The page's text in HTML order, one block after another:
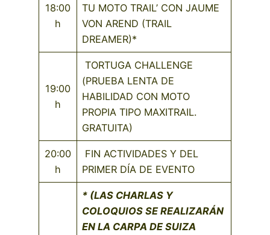
18:00
h
TU MOTO TRAIL’ CON JAUME
VON AREND (TRAIL
DREAMER)*
19:00
h
TORTUGA CHALLENGE
(PRUEBA LENTA DE
HABILIDAD CON MOTO
PROPIA TIPO MAXITRAIL.
GRATUITA)
20:00
h
FIN ACTIVIDADES Y DEL
PRIMER DÍA DE EVENTO
* (LAS CHARLAS Y
COLOQUIOS SE REALIZARÁN
EN LA CARPA DE SUIZA